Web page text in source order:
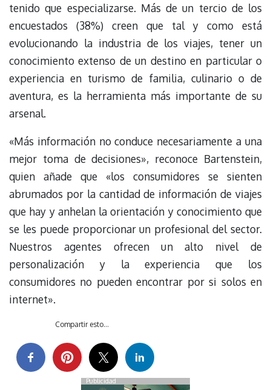
tenido que especializarse. Más de un tercio de los
encuestados (38%) creen que tal y como está
evolucionando la industria de los viajes, tener un
conocimiento extenso de un destino en particular o
experiencia en turismo de familia, culinario o de
aventura, es la herramienta más importante de su
arsenal.
«Más información no conduce necesariamente a una
mejor toma de decisiones», reconoce Bartenstein,
quien añade que «los consumidores se sienten
abrumados por la cantidad de información de viajes
que hay y anhelan la orientación y conocimiento que
se les puede proporcionar un profesional del sector.
Nuestros agentes ofrecen un alto nivel de
personalización y la experiencia que los
consumidores no pueden encontrar por si solos en
internet».
Compartir esto...
Publicidad